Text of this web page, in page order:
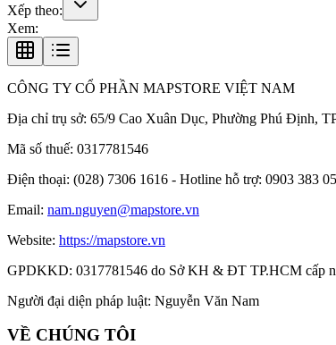
Xếp theo:
Xem:
CÔNG TY CỔ PHẦN MAPSTORE VIỆT NAM
Địa chỉ trụ sở: 65/9 Cao Xuân Dục, Phường Phú Định,
Mã số thuế: 0317781546
Điện thoại: (028) 7306 1616 - Hotline hỗ trợ: 0903 383
Email: nam.nguyen@mapstore.vn
Website: https://mapstore.vn
GPDKKD: 0317781546 do Sở KH & ĐT TP.HCM cấp
Người đại diện pháp luật: Nguyễn Văn Nam
VỀ CHÚNG TÔI